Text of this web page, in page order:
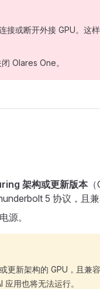
接或断开外接 GPU。这
Olares One。
架构或更新版本（
5 协议，且兼
源。
更新架构的 GPU，且兼
用也将无法运行。